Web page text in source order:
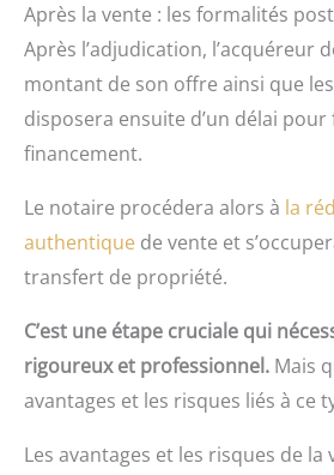
Après la vente : les formalités
Après l’adjudication, l’acquéreur
montant de son offre ainsi que les
disposera ensuite d’un délai
financement.
Le notaire procédera alors à la
authentique de vente et
transfert de propriété.
C’est une étape cruciale qui
rigoureux et professionnel. Mais
avantages et les risques liés à ce
Les avantages et les risques de la